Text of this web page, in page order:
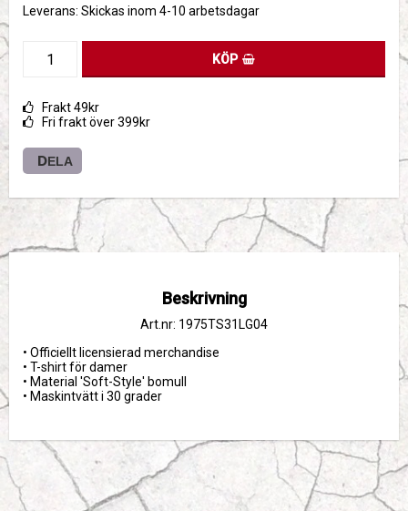
Leverans: Skickas inom 4-10 arbetsdagar
KÖP
Frakt 49kr
Fri frakt över 399kr
DELA
Beskrivning
Art.nr: 1975TS31LG04
• Officiellt licensierad merchandise
• T-shirt för damer
• Material 'Soft-Style' bomull
• Maskintvätt i 30 grader